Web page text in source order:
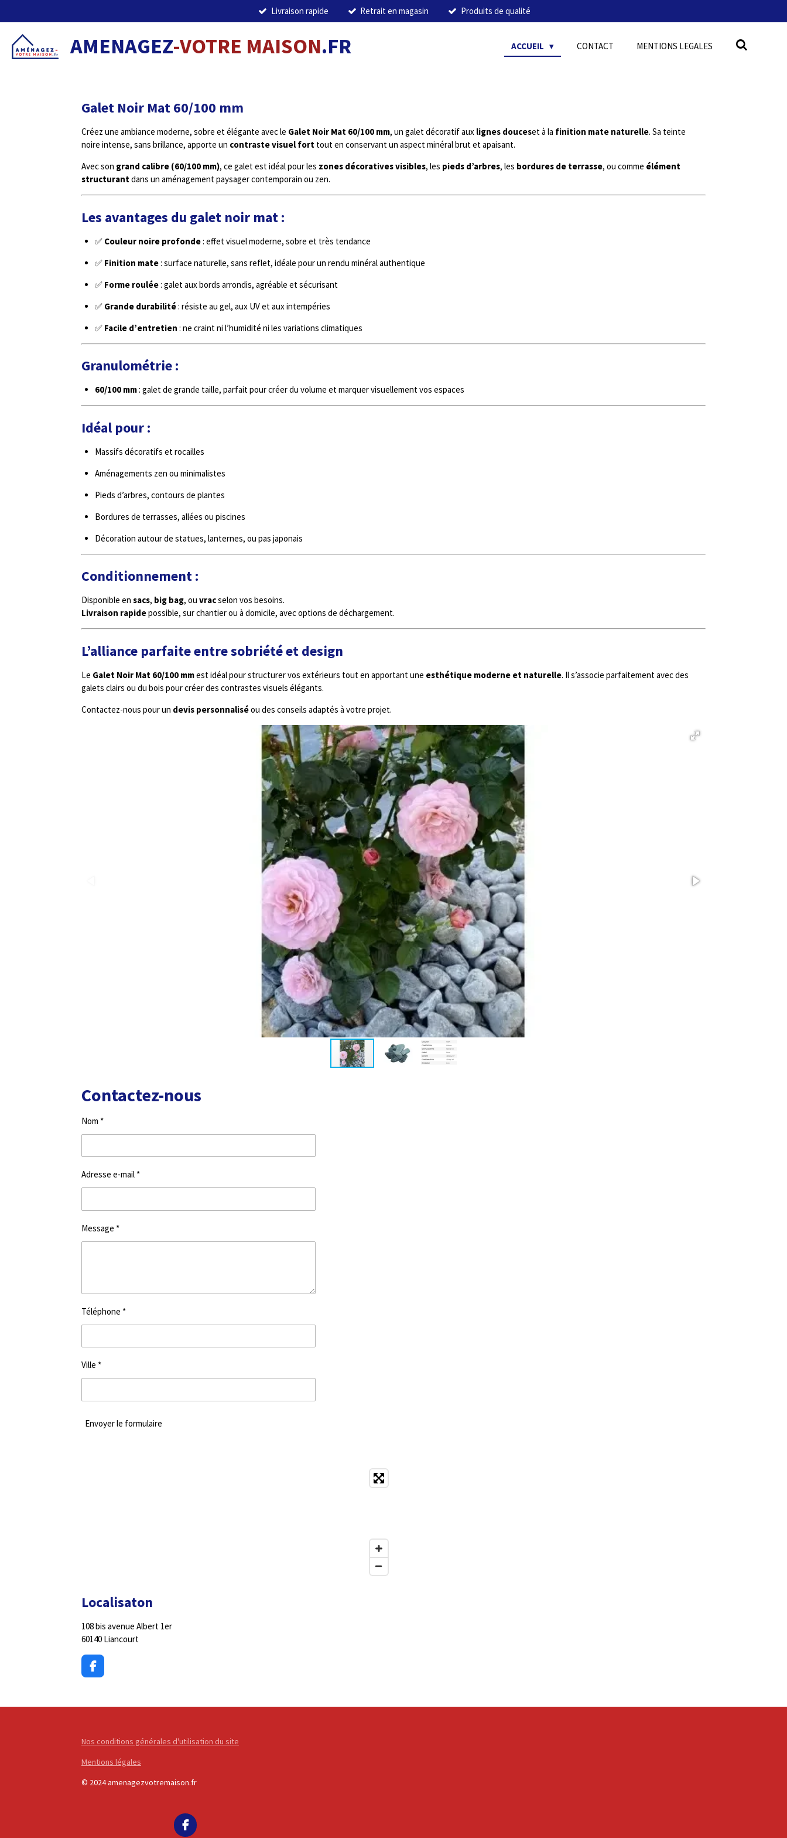
au
contenu
principal
Livraison rapide Retrait en magasin Produits de qualité
AMENAGEZ-VOTRE MAISON.FR ACCUEIL CONTACT MENTIONS LEGALES
Galet Noir Mat 60/100 mm
Créez une ambiance moderne, sobre et élégante avec le Galet Noir Mat 60/100 mm, un galet décoratif aux lignes douceset à la finition mate naturelle. Sa teinte
noire intense, sans brillance, apporte un contraste visuel fort tout en conservant un aspect minéral brut et apaisant.
Avec son grand calibre (60/100 mm), ce galet est idéal pour les zones décoratives visibles, les pieds d’arbres, les bordures de terrasse, ou comme élément
structurantdans un aménagement paysager contemporain ou zen.
Les avantages du galet noir mat :
✅ Couleur noire profonde: effet visuel moderne, sobre et très tendance
✅ Finition mate: surface naturelle, sans reflet, idéale pour un rendu minéral authentique
✅ Forme roulée: galet aux bords arrondis, agréable et sécurisant
✅ Grande durabilité: résiste au gel, aux UV et aux intempéries
✅ Facile d’entretien : ne craint ni l’humidité ni les variations climatiques
Granulométrie :
60/100 mm: galet de grande taille, parfait pour créer du volume et marquer visuellement vos espaces
Idéal pour :
Massifs décoratifs et rocailles
Aménagements zen ou minimalistes
Pieds d’arbres, contours de plantes
Bordures de terrasses, allées ou piscines
Décoration autour de statues, lanternes, ou pas japonais
Conditionnement :
Disponible en sacs, big bag, ou vracselon vos besoins.
Livraison rapidepossible, sur chantier ou à domicile, avec options de déchargement.
L’alliance parfaite entre sobriété et design
Le Galet Noir Mat 60/100 mmest idéal pour structurer vos extérieurs tout en apportant une esthétique moderne et naturelle. Il s’associe parfaitement avec des
galets clairs ou du bois pour créer des contrastes visuels élégants.
Contactez-nous pour un devis personnaliséou des conseils adaptés à votre projet.
Contactez-nous
Nom *
Adresse e-mail *
Message *
Téléphone *
Ville *
Envoyer le formulaire
Localisaton
108 bis avenue Albert 1er
60140 Liancourt
F
a
k
Nos conditions générales d'utilisation du site
Mentions légales
© 2024 amenagezvotremaison.fr
F